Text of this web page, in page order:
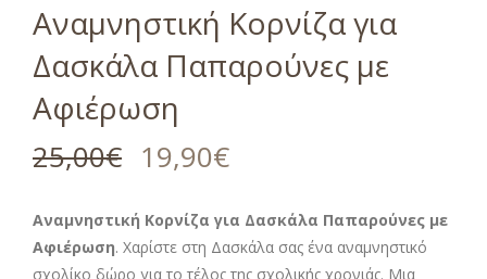
Αναμνηστική Κορνίζα για
Δασκάλα Παπαρούνες με
Αφιέρωση
25,00€ 19,90€
Αναμνηστική Κορνίζα για Δασκάλα Παπαρούνες με
Αφιέρωση. Χαρίστε στη Δασκάλα σας ένα αναμνηστικό
σχολίκο δώρο για το τέλος της σχολικής χρονιάς. Μια